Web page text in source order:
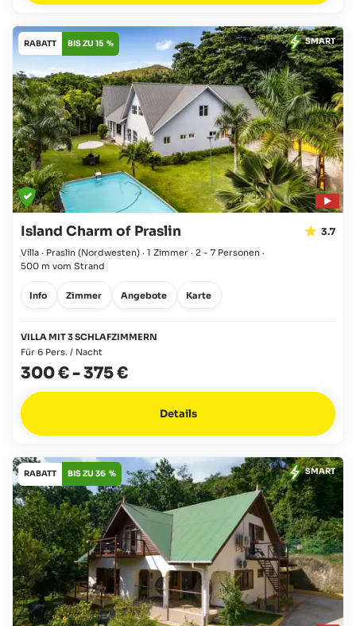
RABATT BIS ZU 15 % SMART
Island Charm of Praslin 3.7
Villa · Praslin (Nordwesten) · 1 Zimmer · 2 - 7 Personen ·
500 m vom Strand
Info Zimmer Angebote Karte
VILLA MIT 3 SCHLAFZIMMERN
Für 6 Pers. / Nacht
300 €-375 €
Details
RABATT BIS ZU 36 % SMART